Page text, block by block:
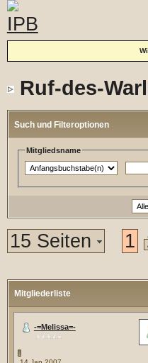
Ruf-des-
Such und Filteroptionen
Mitgliedsname
15 Seiten 1
Mitgliederliste
-=Melissa=-